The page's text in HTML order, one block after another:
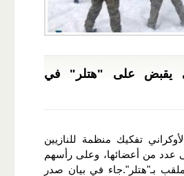
يقبض على "هتلر" في
تفكيك منظمة للنازيين
عدد من أعضائها، وعلى رأسهم
بـ"هتلر".جاء في بيان صدر